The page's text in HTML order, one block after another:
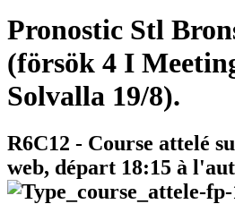
Pronostic Stl
(försök 4 I
Solvalla 19/8).
R6C12 - Course attelé
web, départ 18:15 à